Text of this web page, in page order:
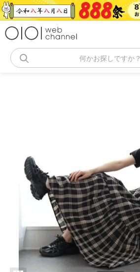
コ
ン
何かお探しですか？